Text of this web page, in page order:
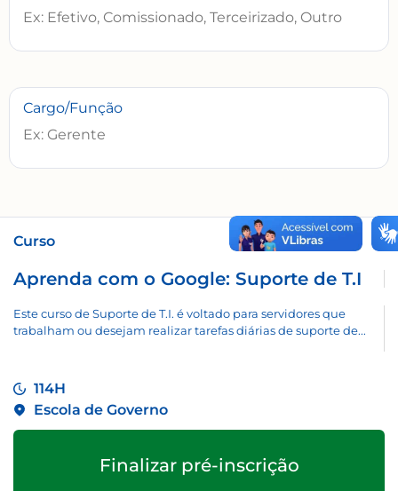
Cargo/Função
Curso
Aprenda com o Google: Suporte de T.I
Este curso de Suporte de T.I. é voltado para servidores que
trabalham ou desejam realizar tarefas diárias de suporte de...
114H
Escola de Governo
Finalizar pré-inscrição